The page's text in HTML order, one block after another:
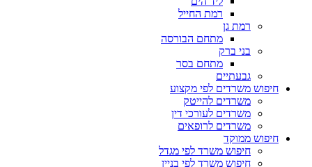
רמת החייל
רמת גן
מתחם הבורסה
בני ברק
מתחם בסר
גבעתיים
חיפוש משרדים לפי מקצוע
משרדים להייטק
משרדים לעורכי דין
משרדים לרופאים
חיפוש ממוקד
חיפוש משרד לפי מגדל
חיפוש משרד לפי בניין